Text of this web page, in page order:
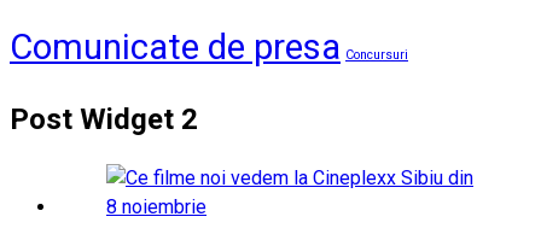
Comunicate de presa Concursuri
Post Widget 2